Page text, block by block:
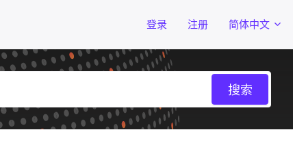
登录 注册 简体中文